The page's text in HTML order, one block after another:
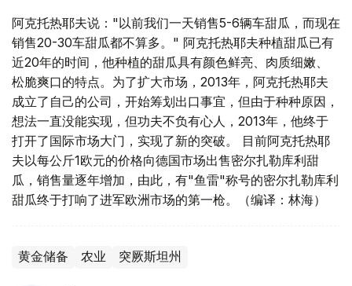
阿克托热耶夫说："以前我们一天销售5-6辆车甜瓜，而现在
销售20-30车甜瓜都不算多。" 阿克托热耶夫种植甜瓜已有
近20年的时间，他种植的甜瓜具有颜色鲜亮、肉质细嫩、
松脆爽口的特点。为了扩大市场，2013年，阿克托热耶夫
成立了自己的公司，开始筹划出口事宜，但由于种种原因，
想法一直没能实现，但功夫不负有心人，2013年，他终于
打开了国际市场大门，实现了新的突破。 目前阿克托热耶
夫以每公斤1欧元的价格向德国市场出售密尔扎勒库利甜
瓜，销售量逐年增加，由此，有"鱼雷"称号的密尔扎勒库利
甜瓜终于打响了进军欧洲市场的第一枪。（编译：林海）
黄金储备 农业 突厥斯坦州